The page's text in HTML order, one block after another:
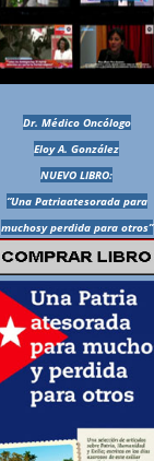
Dr. Médico Oncólogo
Eloy A. González
NUEVO LIBRO:
“Una Patriaatesorada para
muchosy perdida para otros”